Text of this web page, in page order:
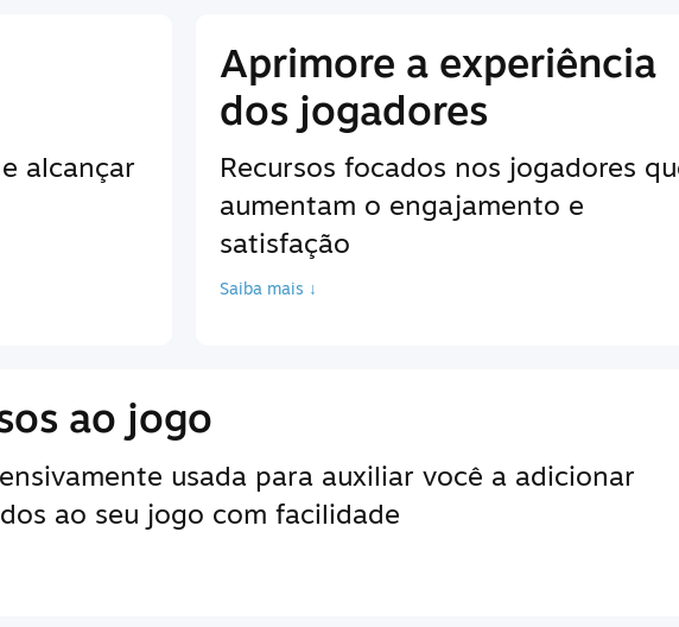
alcançar
Aprimore a experiência
dos jogadores
Recursos focados nos jogadores
aumentam o engajamento e
satisfação
Saiba mais ↓
ao jogo
usada para auxiliar você a adicionar
ao seu jogo com facilidade